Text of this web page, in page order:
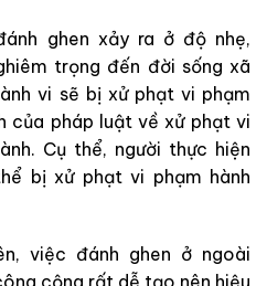
ghen xảy ra ở độ nhẹ,
trọng đến đời sống xã
vi sẽ bị xử phạt vi phạm
của pháp luật về xử phạt vi
Cụ thể, người thực hiện
bị xử phạt vi phạm hành
việc đánh ghen ở ngoài